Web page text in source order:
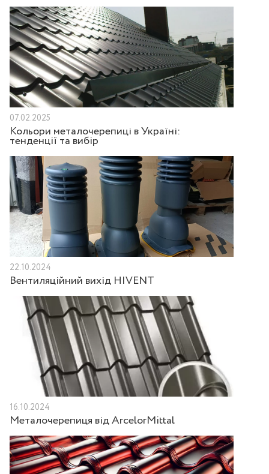
07.02.2025
Кольори металочерепиці в Україні:
тенденції та вибір
22.10.2024
Вентиляційний вихід HIVENT
16.10.2024
Металочерепиця від ArcelorMittal